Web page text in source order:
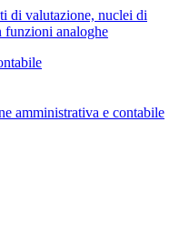
di valutazione, nuclei di
funzioni analoghe
amministrativa e contabile